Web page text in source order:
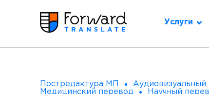
Услуги
Постредактура МП Аудиовизуальный
Медицинский перевод
Научный